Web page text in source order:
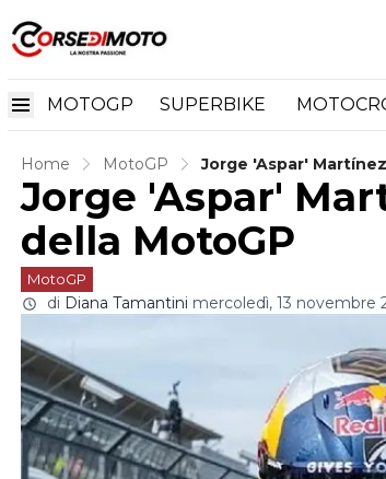
MOTOGP SUPERBIKE
Home MotoGP Jorge 'Aspar'
Jorge 'Aspar'
della MotoGP
MotoGP
di Diana Tamantini mercoledì, 13 novembre